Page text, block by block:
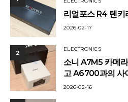
리얼포스 R4 텐키
2026-02-17
2 ELECTRONICS
소니 A7M5 카메
고 A6700과의 사
2026-02-16